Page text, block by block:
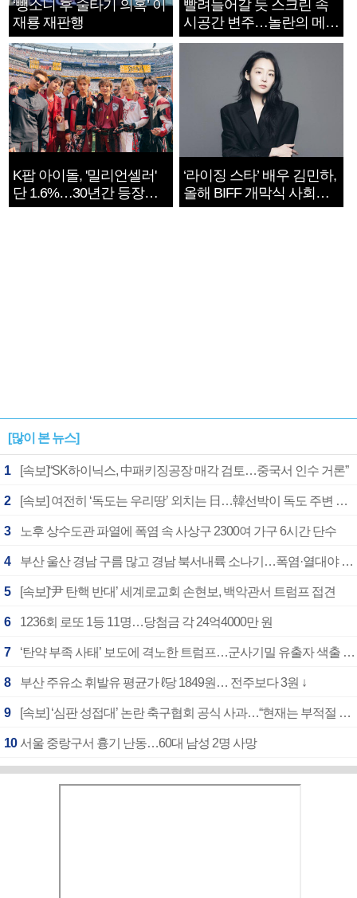
‘뺑소니 후 술타기 의혹’ 이
재룡 재판행
빨려들어갈 듯 스크린 속
시공간 변주…놀란의 메시
지는 ‘전쟁 속죄’
K팝 아이돌, '밀리언셀러'
단 1.6%…30년간 등장
1182개팀 전수조사
‘라이징 스타’ 배우 김민하,
올해 BIFF 개막식 사회자
확정
[많이 본 뉴스]
1 [속보]“SK하이닉스, 中패키징공장 매각 검토…중국서 인수 거론”
2 [속보] 여전히 ‘독도는 우리땅’ 외치는 日…韓선박이 독도 주변 해양조사 활동하자 반발
3 노후 상수도관 파열에 폭염 속 사상구 2300여 가구 6시간 단수
4 부산 울산 경남 구름 많고 경남 북서내륙 소나기…폭염·열대야 계속
5 [속보]‘尹 탄핵 반대’ 세계로교회 손현보, 백악관서 트럼프 접견
6 1236회 로또 1등 11명…당첨금 각 24억4000만 원
7 ‘탄약 부족 사태’ 보도에 격노한 트럼프…군사기밀 유출자 색출 지시
8 부산 주유소 휘발유 평균가 ℓ당 1849원… 전주보다 3원 ↓
9 [속보] ‘심판 성접대’ 논란 축구협회 공식 사과…“현재는 부적절 행위 없어”
10 서울 중랑구서 흉기 난동…60대 남성 2명 사망